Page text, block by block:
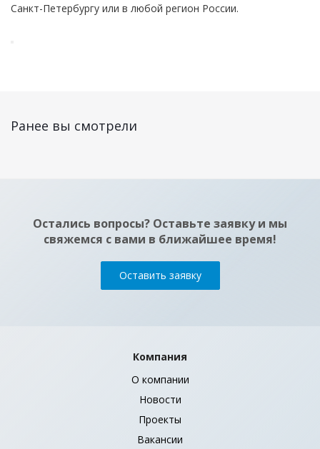
Санкт-Петербургу или в любой регион России.
Ранее вы смотрели
Остались вопросы? Оставьте заявку и мы
свяжемся с вами в ближайшее время!
Оставить заявку
Компания
О компании
Новости
Проекты
Вакансии